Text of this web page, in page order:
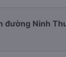
đường Ninh